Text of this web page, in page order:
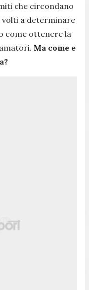
che circondano
volti a determinare
come ottenere la
Ma come e